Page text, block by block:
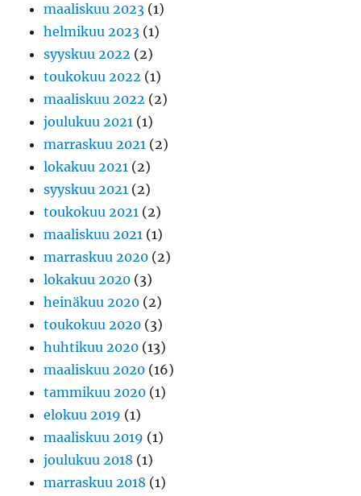
maaliskuu 2023 (1)
helmikuu 2023 (1)
syyskuu 2022 (2)
toukokuu 2022 (1)
maaliskuu 2022 (2)
joulukuu 2021 (1)
marraskuu 2021 (2)
lokakuu 2021 (2)
syyskuu 2021 (2)
toukokuu 2021 (2)
maaliskuu 2021 (1)
marraskuu 2020 (2)
lokakuu 2020 (3)
heinäkuu 2020 (2)
toukokuu 2020 (3)
huhtikuu 2020 (13)
maaliskuu 2020 (16)
tammikuu 2020 (1)
elokuu 2019 (1)
maaliskuu 2019 (1)
joulukuu 2018 (1)
marraskuu 2018 (1)